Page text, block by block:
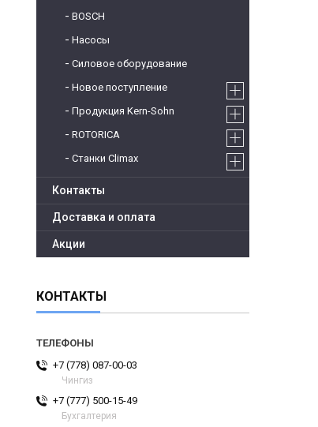
BOSCH
Насосы
Силовое оборудование
Новое поступление
Продукция Kern-Sohn
ROTORICA
Станки Climax
Контакты
Доставка и оплата
Акции
КОНТАКТЫ
+7 (778) 087-00-03
Чингиз
+7 (777) 500-15-49
Бухгалтерия